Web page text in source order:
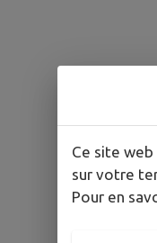
Ce site
sur votre
Pour en